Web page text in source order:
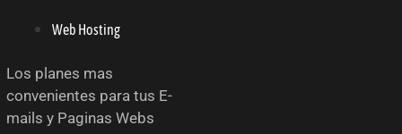
Web Hosting
Los planes mas
convenientes para tus E-
mails y Paginas Webs